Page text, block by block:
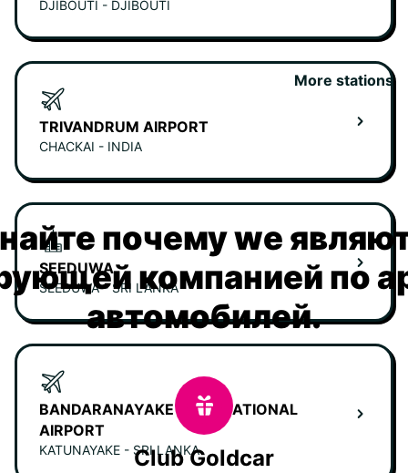
DJIBOUTI - DJIBOUTI
TRIVANDRUM AIRPORT
CHACKAI - INDIA
SEEDUWA
SEEDUWA - SRI LANKA
BANDARANAYAKE INTERNATIONAL
AIRPORT
KATUNAYAKE - SRI LANKA
More stations
почему we
компанией по
автомобилей.
Club Goldcar